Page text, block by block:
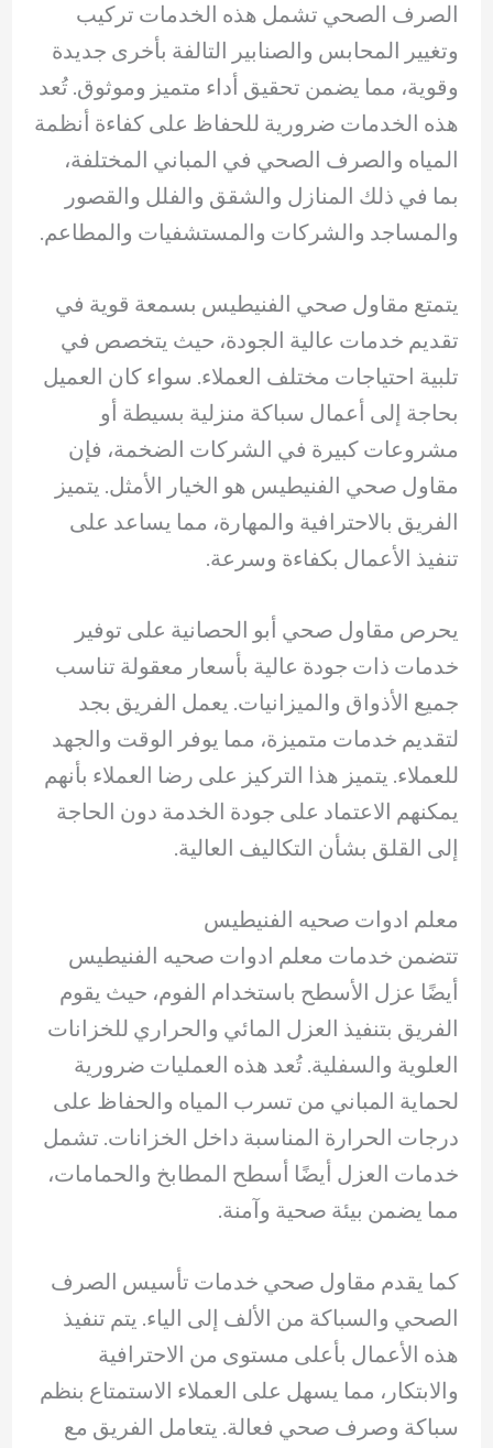
الصرف الصحي تشمل هذه الخدمات تركيب
وتغيير المحابس والصنابير التالفة بأخرى جديدة
وقوية، مما يضمن تحقيق أداء متميز وموثوق. تُعد
هذه الخدمات ضرورية للحفاظ على كفاءة أنظمة
المياه والصرف الصحي في المباني المختلفة،
بما في ذلك المنازل والشقق والفلل والقصور
والمساجد والشركات والمستشفيات والمطاعم.
يتمتع مقاول صحي الفنيطيس بسمعة قوية في
تقديم خدمات عالية الجودة، حيث يتخصص في
تلبية احتياجات مختلف العملاء. سواء كان العميل
بحاجة إلى أعمال سباكة منزلية بسيطة أو
مشروعات كبيرة في الشركات الضخمة، فإن
مقاول صحي الفنيطيس هو الخيار الأمثل. يتميز
الفريق بالاحترافية والمهارة، مما يساعد على
تنفيذ الأعمال بكفاءة وسرعة.
يحرص مقاول صحي أبو الحصانية على توفير
خدمات ذات جودة عالية بأسعار معقولة تناسب
جميع الأذواق والميزانيات. يعمل الفريق بجد
لتقديم خدمات متميزة، مما يوفر الوقت والجهد
للعملاء. يتميز هذا التركيز على رضا العملاء بأنهم
يمكنهم الاعتماد على جودة الخدمة دون الحاجة
إلى القلق بشأن التكاليف العالية.
معلم ادوات صحيه الفنيطيس
تتضمن خدمات معلم ادوات صحيه الفنيطيس
أيضًا عزل الأسطح باستخدام الفوم، حيث يقوم
الفريق بتنفيذ العزل المائي والحراري للخزانات
العلوية والسفلية. تُعد هذه العمليات ضرورية
لحماية المباني من تسرب المياه والحفاظ على
درجات الحرارة المناسبة داخل الخزانات. تشمل
خدمات العزل أيضًا أسطح المطابخ والحمامات،
مما يضمن بيئة صحية وآمنة.
كما يقدم مقاول صحي خدمات تأسيس الصرف
الصحي والسباكة من الألف إلى الياء. يتم تنفيذ
هذه الأعمال بأعلى مستوى من الاحترافية
والابتكار، مما يسهل على العملاء الاستمتاع بنظم
سباكة وصرف صحي فعالة. يتعامل الفريق مع